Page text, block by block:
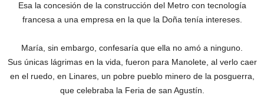
Esa la concesión de la construcción del Metro con tecnología
francesa a una empresa en la que la Doña tenía intereses.
María, sin embargo, confesaría que ella no amó a ninguno.
Sus únicas lágrimas en la vida, fueron para Manolete, al verlo caer
en el ruedo, en Linares, un pobre pueblo minero de la posguerra,
que celebraba la Feria de san Agustín.